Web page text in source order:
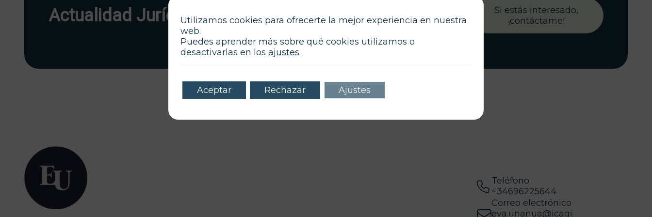
Actualidad Jurídica
ideas y herramientas legales para ayudarte a
comprender mejor tus derechos y las normas
que influyen en tu vida y en tus decisiones.
Si estás interesado,
¡contáctame!
Teléfono
+34696225644
Correo electrónico
eva.unanua@icagi.
Utilizamos cookies para ofrecerte la mejor experiencia en nuestra
web.
Puedes aprender más sobre qué cookies utilizamos o
desactivarlas en los ajustes.
Aceptar Rechazar Ajustes